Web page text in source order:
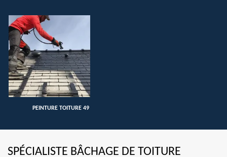
PEINTURE TOITURE 49
SPÉCIALISTE BÂCHAGE DE TOITURE